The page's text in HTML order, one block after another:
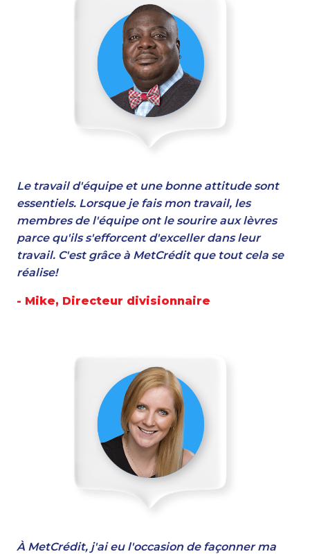
Le travail d'équipe et une bonne attitude sont
essentiels. Lorsque je fais mon travail, les
membres de l'équipe ont le sourire aux lèvres
parce qu'ils s'efforcent d'exceller dans leur
travail. C'est grâce à MetCrédit que tout cela se
réalise!
- Mike, Directeur divisionnaire
À MetCrédit, j'ai eu l'occasion de façonner ma